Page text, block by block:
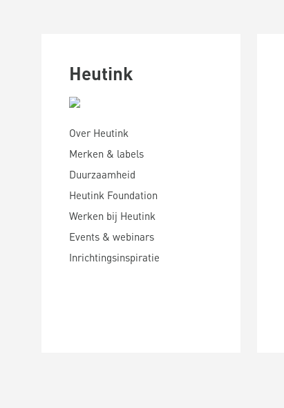
Heutink
Over Heutink
Merken & labels
Duurzaamheid
Heutink Foundation
Werken bij Heutink
Events & webinars
Inrichtingsinspiratie